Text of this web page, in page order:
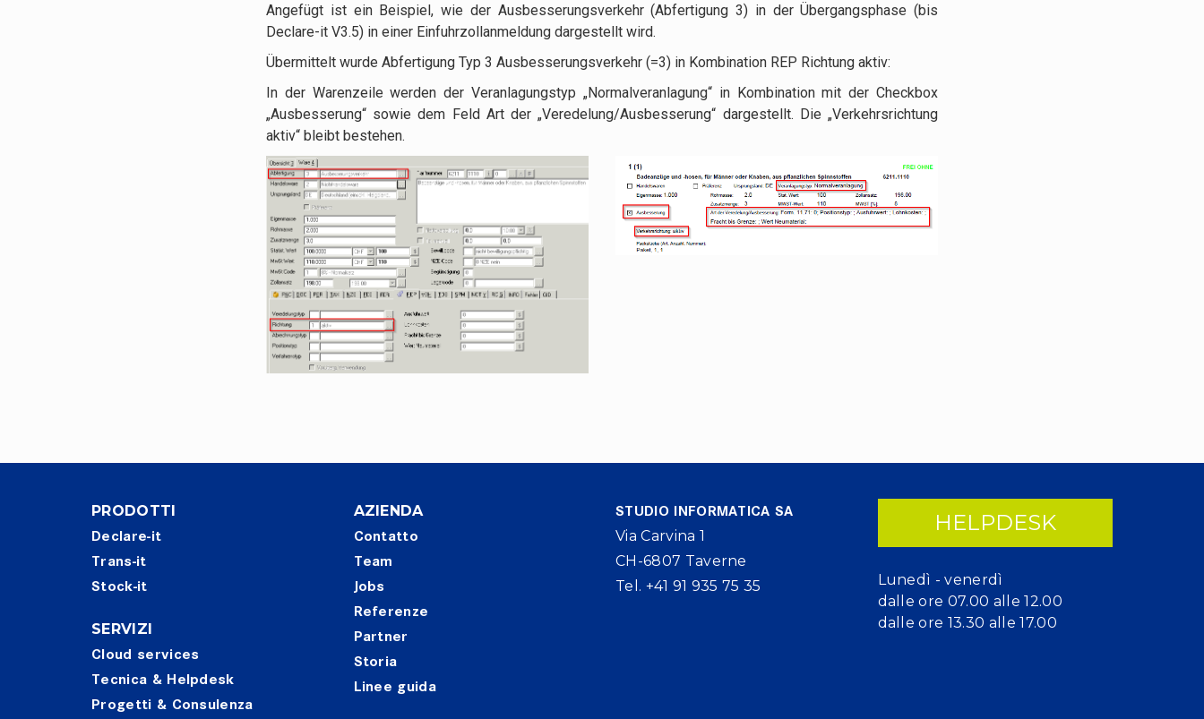
Angefügt ist ein Beispiel, wie der Ausbesserungsverkehr (Abfertigung 3) in der Übergangsphase (bis
Declare-it V3.5) in einer Einfuhrzollanmeldung dargestellt wird.
Übermittelt wurde Abfertigung Typ 3 Ausbesserungsverkehr (=3) in Kombination REP Richtung aktiv:
In der Warenzeile werden der Veranlagungstyp „Normalveranlagung“ in Kombination mit der Checkbox
„Ausbesserung“ sowie dem Feld Art der „Veredelung/Ausbesserung“ dargestellt. Die „Verkehrsrichtung
aktiv“ bleibt bestehen.
PRODOTTI
Declare-it
Trans-it
Stock-it
SERVIZI
Cloud services
Tecnica & Helpdesk
Progetti & Consulenza
AZIENDA
Contatto
Team
Jobs
Referenze
Partner
Storia
Linee guida
STUDIO INFORMATICA SA
Via Carvina 1
CH-6807 Taverne
Tel. +41 91 935 75 35
HELPDESK
Lunedì - venerdì
dalle ore 07.00 alle 12.00
dalle ore 13.30 alle 17.00